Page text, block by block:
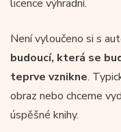
licence výhradní.
Není vyloučeno si s
budoucí, která se
teprve vznikne.
obraz nebo chceme
úspěšné knihy.